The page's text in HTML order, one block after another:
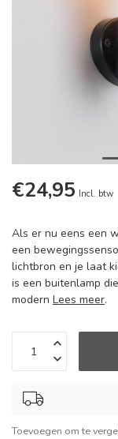
€24,95 Incl. btw
Als er nu eens een
een
lichtbron en je laat
is een buitenlamp
modern Lees meer.
Toevoegen om te